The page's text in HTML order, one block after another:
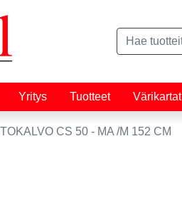
Yritys Tuotteet Värikartat
CS 50 - MA /M 152 CM